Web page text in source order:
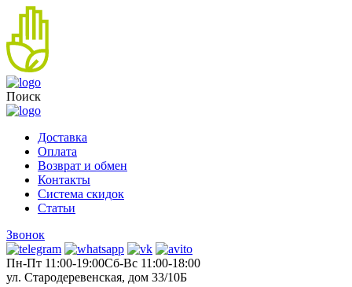
Поиск
Доставка
Оплата
Возврат и обмен
Контакты
Система скидок
Статьи
Звонок
Пн-Пт 11:00-19:00Cб-Вс 11:00-18:00
ул. Стародеревенская, дом 33/10Б